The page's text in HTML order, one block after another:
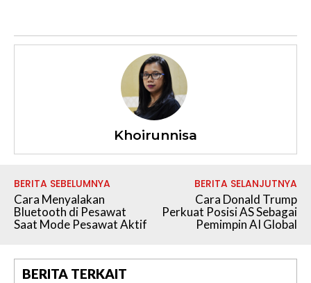
Khoirunnisa
BERITA SEBELUMNYA
Cara Menyalakan
Bluetooth di Pesawat
Saat Mode Pesawat Aktif
BERITA SELANJUTNYA
Cara Donald Trump
Perkuat Posisi AS Sebagai
Pemimpin AI Global
BERITA TERKAIT